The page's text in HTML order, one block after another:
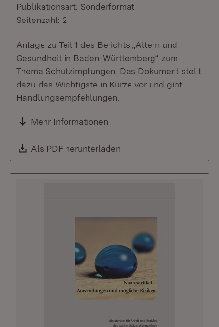
Publikationsart: Sonderformat
Seitenzahl: 2
Anlage zu Teil 1 des Berichts „Altern und
Gesundheit in Baden-Württemberg“ zum
Thema Schutzimpfungen. Das Dokument stellt
dazu das Wichtigste in Kürze vor und gibt
Handlungsempfehlungen.
Mehr Informationen
Download:
Als PDF herunterladen